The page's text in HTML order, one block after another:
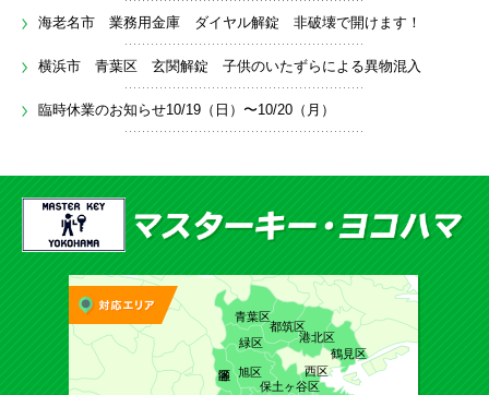
海老名市 業務用金庫 ダイヤル解錠 非破壊で開けます！
横浜市 青葉区 玄関解錠 子供のいたずらによる異物混入
臨時休業のお知らせ10/19（日）〜10/20（月）
青葉区
都筑区
港北区
鶴見区
緑区
旭区
保土ヶ谷区
西区